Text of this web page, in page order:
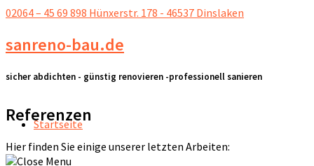
02064 – 45 69 898 Hünxerstr. 178 - 46537 Dinslaken
sanreno-bau.de
sicher abdichten - günstig renovieren -professionell sanieren
Startseite
Referenzen
Hier finden Sie einige unserer letzten Arbeiten: